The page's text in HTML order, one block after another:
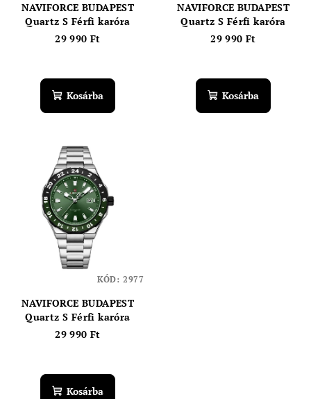
NAVIFORCE BUDAPEST
Quartz S Férfi karóra
29 990 Ft
Kosárba
NAVIFORCE BUDAPEST
Quartz S Férfi karóra
29 990 Ft
Kosárba
NAVIFORCE BUDAPEST
Quartz S Férfi karóra
29 990 Ft
Kosárba
KÓD: 2977